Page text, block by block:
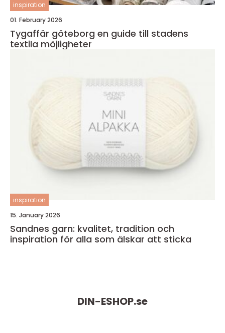
inspiration
01. February 2026
Tygaffär göteborg en guide till stadens
textila möjligheter
inspiration
15. January 2026
Sandnes garn: kvalitet, tradition och
inspiration för alla som älskar att sticka
DIN-ESHOP.se